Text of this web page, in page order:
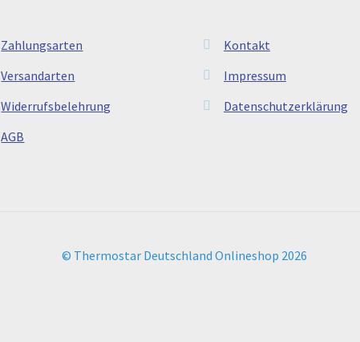
Zahlungsarten
Versandarten
Widerrufsbelehrung
AGB
Kontakt
Impressum
Datenschutzerklärung
© Thermostar Deutschland Onlineshop 2026